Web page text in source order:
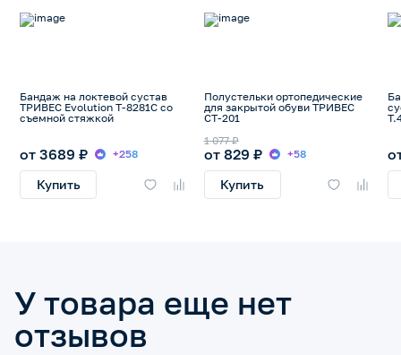
Бандаж на локтевой сустав
ТРИВЕС Evolution Т-8281С со
съемной стяжкой
от 3689 ₽ +258
Купить
Полустельки ортопедические
для закрытой обуви ТРИВЕС
СТ-201
от 829 ₽
1 077 ₽
+58
Купить
У товара еще нет
отзывов